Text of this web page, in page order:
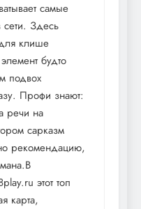
самые
Здесь
для клише
будто
подвох
Профи знают:
речи на
сарказм
рекомендацию,
этот топ
карта,